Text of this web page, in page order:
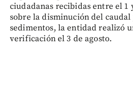
ciudadanas recibidas entre el 1
sobre la disminución del caudal
sedimentos, la entidad realizó
verificación el 3 de agosto.